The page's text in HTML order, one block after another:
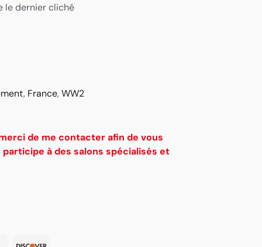
le dernier cliché
, France,WW2
de me contacter afin de vous
à des salons spécialisés et